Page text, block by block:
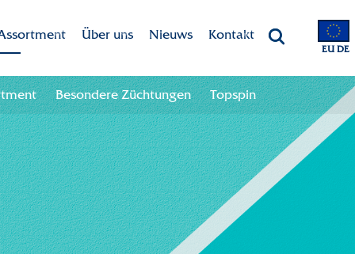
EU DE
Züchtungen
Über uns
Dekker Chrysanten
Mission-Vision
CSR
Nachhaltigkeit
Innovation
Nieuws Kontakt
Kontaktangaben
Team
Besondere Züchtungen Topspin